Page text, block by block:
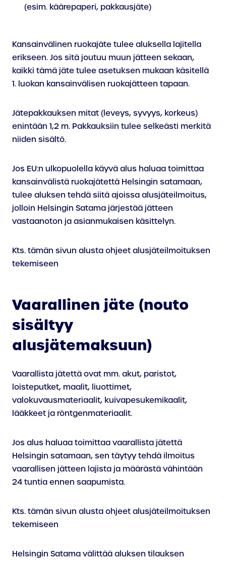
(esim. käärepaperi, pakkausjäte)
Kansainvälinen ruokajäte tulee aluksella lajitella
erikseen. Jos sitä joutuu muun jätteen sekaan,
kaikki tämä jäte tulee asetuksen mukaan käsitellä
1. luokan kansainvälisen ruokajätteen tapaan.
Jätepakkauksen mitat (leveys, syvyys, korkeus)
enintään 1,2 m. Pakkauksiin tulee selkeästi merkitä
niiden sisältö.
Jos EU:n ulkopuolella käyvä alus haluaa toimittaa
kansainvälistä ruokajätettä Helsingin satamaan,
tulee aluksen tehdä siitä ajoissa alusjäteilmoitus,
jolloin Helsingin Satama järjestää jätteen
vastaanoton ja asianmukaisen käsittelyn.
Kts. tämän sivun alusta ohjeet alusjäteilmoituksen
tekemiseen
Vaarallinen jäte (nouto
sisältyy
alusjätemaksuun)
Vaarallista jätettä ovat mm. akut, paristot,
loisteputket, maalit, liuottimet,
valokuvausmateriaalit, kuivapesukemikaalit,
lääkkeet ja röntgenmateriaalit.
Jos alus haluaa toimittaa vaarallista jätettä
Helsingin satamaan, sen täytyy tehdä ilmoitus
vaarallisen jätteen lajista ja määrästä vähintään
24 tuntia ennen saapumista.
Kts. tämän sivun alusta ohjeet alusjäteilmoituksen
tekemiseen
Helsingin Satama välittää aluksen tilauksen